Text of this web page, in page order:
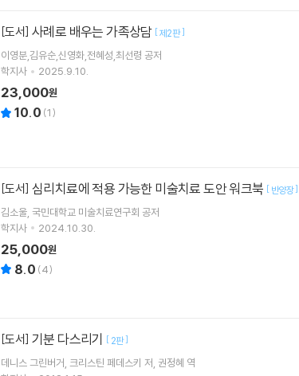
[도서] 사례로 배우는 가족상담 [제2판]
이영분,김유순,신영화,전혜성,최선령 공저
학지사
2025.9.10.
23,000원
10.0 (1)
[도서] 심리치료에 적용 가능한 미술치료 도안 워크북 [ 반양장]
김소울 국민대학교 미술치료연구회 공저
학지사
2024.10.30.
25,000원
8.0 (4)
[도서] 기분 다스리기 [ 2판]
데니스 그린버거 크리스틴 페데스키 저 권정혜 역